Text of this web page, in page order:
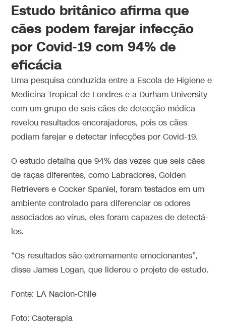
Estudo britânico afirma que
cães podem farejar infecção
por Covid-19 com 94% de
eficácia
Uma pesquisa conduzida entre a Escola de Higiene e
Medicina Tropical de Londres e a Durham University
com um grupo de seis cães de detecção médica
revelou resultados encorajadores, pois os cães
podiam farejar e detectar infecções por Covid-19.
O estudo detalha que 94% das vezes que seis cães
de raças diferentes, como Labradores, Golden
Retrievers e Cocker Spaniel, foram testados em um
ambiente controlado para diferenciar os odores
associados ao vírus, eles foram capazes de detectá-
los.
“Os resultados são extremamente emocionantes”,
disse James Logan, que liderou o projeto de estudo.
Fonte: LA Nacion-Chile
Foto: Caoterapia